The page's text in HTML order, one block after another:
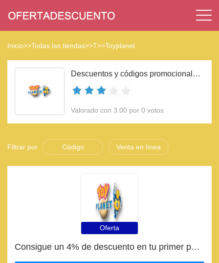
Inicio>>Todas las tiendas>>T>>Toyplanet
Descuentos y códigos promocionales Toyplanet 2023
Valorado con 3.00 por 0 votos
Filtrar por Código Venta en línea
Oferta
Consigue un 4% de descuento en tu primer pedido en Toyplanet